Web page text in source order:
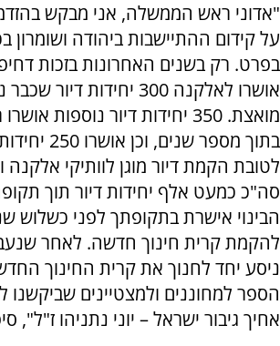
"אדוני ראש הממשלה, אני מבקש
על קידום ההתיישבות ביהודה ושומרון
בפרט. רק בשנים האחרונות בזכות
אושרו לאלקנה 300 יחידות
מואצת. 350 יחידות דיור נוספות
בתוך מספר
לטובת הקמת דיור מוגן לוותיקי אלקנה
סה"כ כמעט אלף יחידות דיור תוך
הבינוי אישרת בתקופתך לפני כשלוש
להקמת קרית חינוך חדשה. לאחר
ניסע יחד לחנוך את קרית החינוך
הספר למחוננים ולמצטיינים
אחיך גיבור ישראל – יוני נתניהו ז"ל",